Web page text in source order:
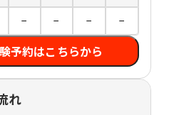
− − − −
予約はこちらから
れ